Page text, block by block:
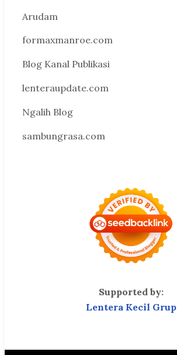
Arudam
formaxmanroe.com
Blog Kanal Publikasi
lenteraupdate.com
Ngalih Blog
sambungrasa.com
Supported by:
Lentera Kecil Grup